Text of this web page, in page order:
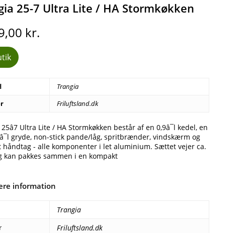
25-7 Ultra Lite / HA Stormkøkken
kr.
Trangia
Friluftsland.dk
Ultra Lite / HA Stormkøkken består af en 0,9â¯l kedel, en
gryde, non-stick pande/låg, spritbrænder, vindskærm og
håndtag - alle komponenter i let aluminium. Sættet vejer ca.
kan pakkes sammen i en kompakt
information
Trangia
Friluftsland.dk